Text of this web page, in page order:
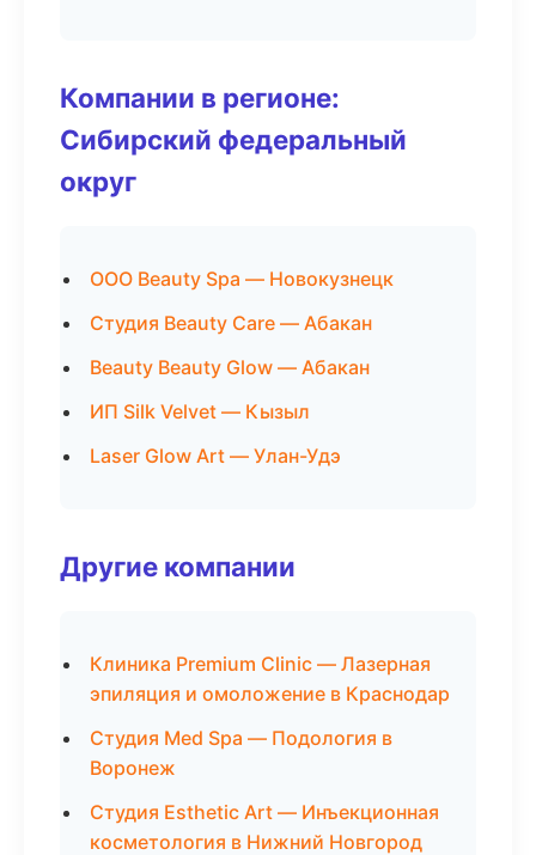
Компании в регионе:
Сибирский федеральный
округ
ООО Beauty Spa — Новокузнецк
Студия Beauty Care — Абакан
Beauty Beauty Glow — Абакан
ИП Silk Velvet — Кызыл
Laser Glow Art — Улан-Удэ
Другие компании
Клиника Premium Clinic — Лазерная
эпиляция и омоложение в Краснодар
Студия Med Spa — Подология в
Воронеж
Студия Esthetic Art — Инъекционная
косметология в Нижний Новгород